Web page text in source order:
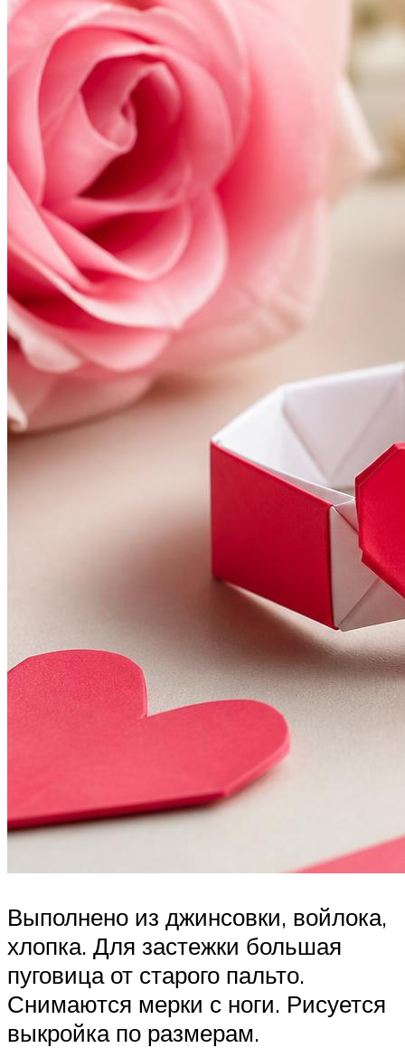
Выполнено из джинсовки, войлока,
хлопка. Для застежки большая
пуговица от старого пальто.
Снимаются мерки с ноги. Рисуется
выкройка по размерам.